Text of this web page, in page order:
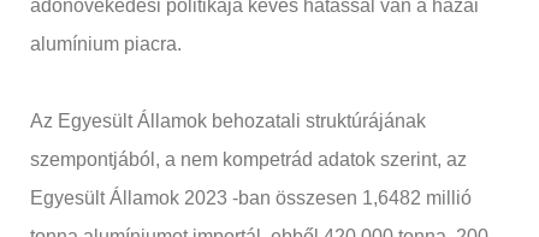
adónövekedési politikája kevés hatással van a hazai
alumínium piacra.
Az Egyesült Államok behozatali struktúrájának
szempontjából, a nem kompetrád adatok szerint, az
Egyesült Államok 2023 -ban összesen 1,6482 millió